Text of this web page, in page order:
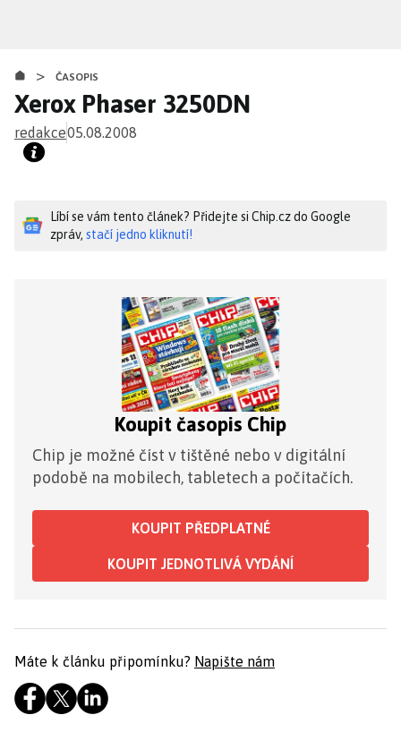
obsahu
> ČASOPIS
Xerox Phaser 3250DN
redakce05.08.2008
Líbí se vám tento článek? Přidejte si Chip.cz do Google
zpráv, stačí jedno kliknutí!
Koupit časopis Chip
Chip je možné číst v tištěné nebo v digitální
podobě na mobilech, tabletech a počítačích.
KOUPIT PŘEDPLATNÉ
KOUPIT JEDNOTLIVÁ VYDÁNÍ
Máte k článku připomínku? Napište nám